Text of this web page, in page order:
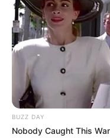
BUZZ DAY
Nobody Caught This